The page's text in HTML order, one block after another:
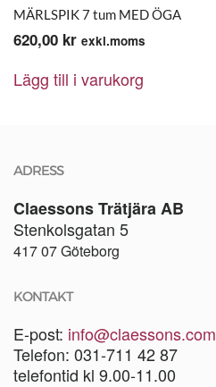
MÄRLSPIK 7 tum MED ÖGA
620,00 kr exkl.moms
Lägg till i varukorg
ADRESS
Claessons Trätjära AB
Stenkolsgatan 5
417 07 Göteborg
KONTAKT
E-post: info@claessons.com
Telefon: 031-711 42 87
telefontid kl 9.00-11.00